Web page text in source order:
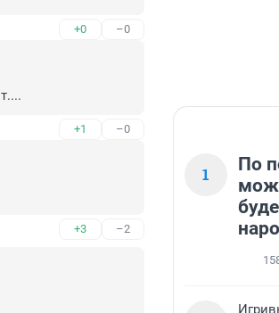
+0 –0
+1 –0
+3 –2
1
По